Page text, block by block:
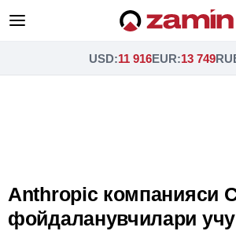
USD:11 916EUR:13 749
Anthropic компанияси
фойдаланувчилари